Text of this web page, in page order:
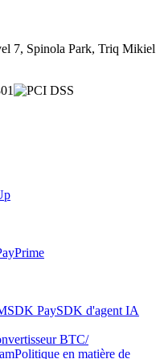
7, Spinola Park, Triq Mikiel
Prime
SDK PaySDK d'agent IA
BTC/
Politique en matière de